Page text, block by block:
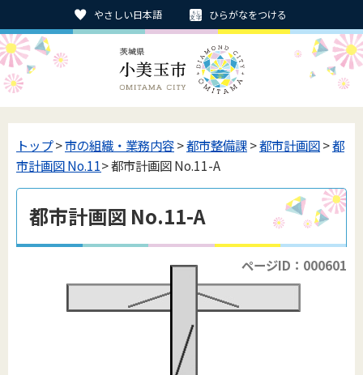
やさしい日本語 ひらがなをつける
トップ>市の組織・業務内容>都市整備課>都市計画図>都
市計画図 No.11> 都市計画図 No.11-A
都市計画図 No.11-A
ページID：000601